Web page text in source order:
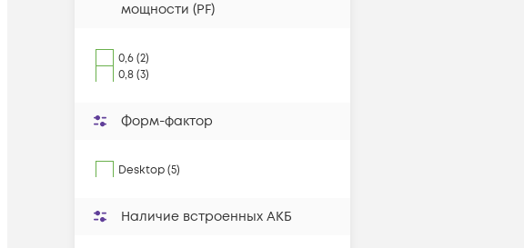
мощности (PF)
0,6 (2)
0,8 (3)
Форм-фактор
Desktop (5)
Наличие встроенных АКБ